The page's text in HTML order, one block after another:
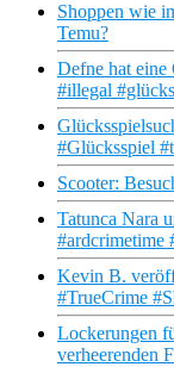
Shoppen wie
Temu?
Defne hat
#illegal
#Glücksspiel
Scooter:
Tatunca Nara
#ardcrimetime
Kevin B.
#TrueCrime
Lockerungen
verheerenden